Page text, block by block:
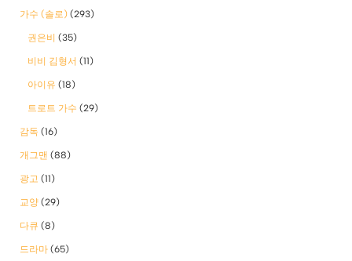
가수 (솔로) (293)
권은비 (35)
비비 김형서 (11)
아이유 (18)
트로트 가수 (29)
감독 (16)
개그맨 (88)
광고 (11)
교양 (29)
다큐 (8)
드라마 (65)